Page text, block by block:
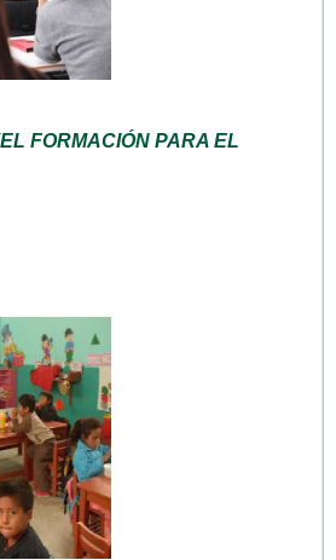
FORMACIÓN PARA EL